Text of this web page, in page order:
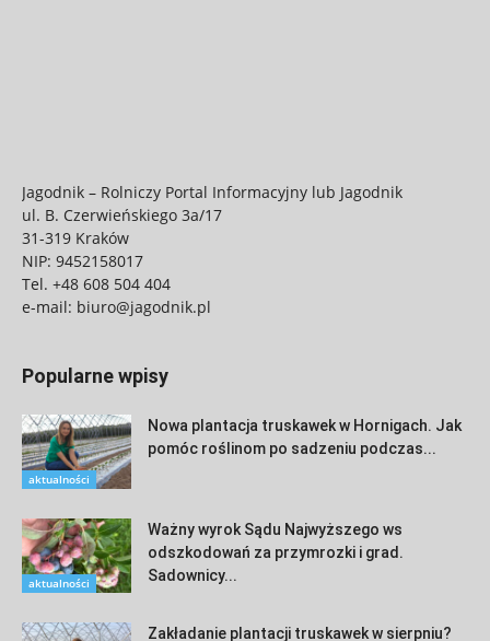
Jagodnik – Rolniczy Portal Informacyjny lub Jagodnik
ul. B. Czerwieńskiego 3a/17
31-319 Kraków
NIP: 9452158017
Tel. +48 608 504 404
e-mail: biuro@jagodnik.pl
Popularne wpisy
aktualności
Nowa plantacja truskawek w Hornigach. Jak
pomóc roślinom po sadzeniu podczas...
aktualności
Ważny wyrok Sądu Najwyższego ws
odszkodowań za przymrozki i grad.
Sadownicy...
Zakładanie plantacji truskawek w sierpniu?